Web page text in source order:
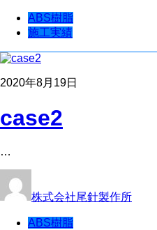
ABS樹脂
施工実績
2020年8月19日
case2
…
株式会社尾針製作所
ABS樹脂